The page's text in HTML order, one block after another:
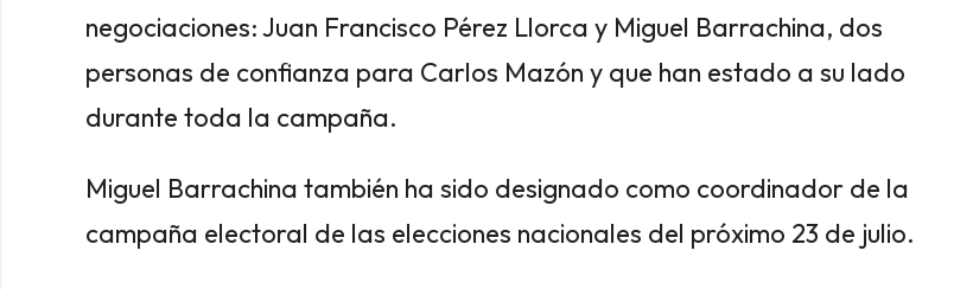
negociaciones: Juan Francisco Pérez Llorca y Miguel Barrachina, dos
personas de confianza para Carlos Mazón y que han estado a su lado
durante toda la campaña.
Miguel Barrachina también ha sido designado como coordinador de la
campaña electoral de las elecciones nacionales del próximo 23 de julio.